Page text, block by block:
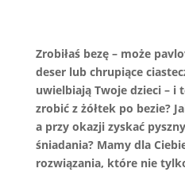
Zrobiłaś bezę – może
deser lub chrupiące
uwielbiają Twoje dzieci – i
zrobić z żółtek po bezie?
a przy okazji zyskać
śniadania? Mamy dla
rozwiązania, które nie